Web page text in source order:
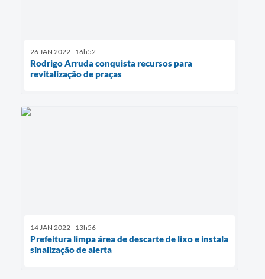
26 JAN 2022 - 16h52
Rodrigo Arruda conquista recursos para
revitalização de praças
14 JAN 2022 - 13h56
Prefeitura limpa área de descarte de lixo e instala
sinalização de alerta